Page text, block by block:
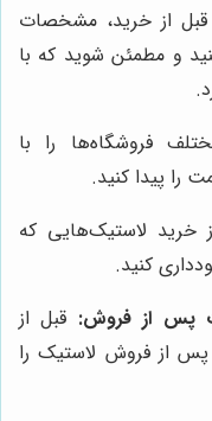
قبل از خرید، مشخصات
و مطمئن شوید که با
فروشگاه‌ها را با
را پیدا کنید.
خرید لاستیک‌هایی که
کنید.
پس از فروش: قبل از
از فروش لاستیک را